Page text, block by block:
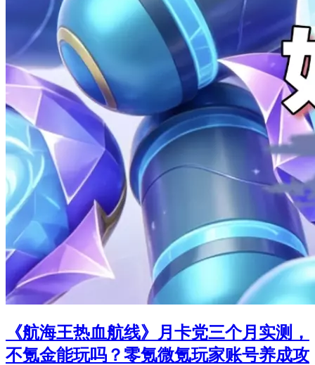
《航海王热血航线》月卡党三个月实测，
不氪金能玩吗？零氪微氪玩家账号养成攻